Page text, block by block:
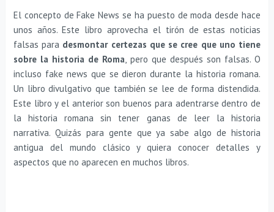
El concepto de Fake News se ha puesto de moda desde hace
unos años. Este libro aprovecha el tirón de estas noticias
falsas para desmontar certezas que se cree que uno tiene
sobre la historia de Roma, pero que después son falsas. O
incluso fake news que se dieron durante la historia romana.
Un libro divulgativo que también se lee de forma distendida.
Este libro y el anterior son buenos para adentrarse dentro de
la historia romana sin tener ganas de leer la historia
narrativa. Quizás para gente que ya sabe algo de historia
antigua del mundo clásico y quiera conocer detalles y
aspectos que no aparecen en muchos libros.